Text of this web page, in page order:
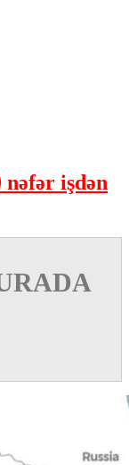
nəfər işdən